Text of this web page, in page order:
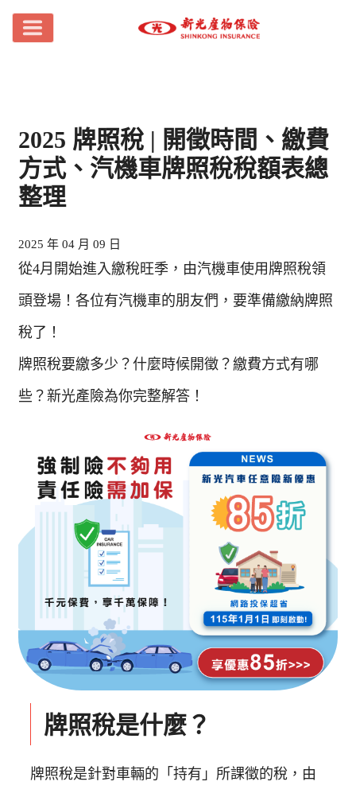
2025 牌照稅 | 開徵時間、繳費
方式、汽機車牌照稅稅額表總
整理
2025 年 04 月 09 日
從4月開始進入繳稅旺季，由汽機車使用牌照稅領
頭登場！各位有汽機車的朋友們，要準備繳納牌照
稅了！
牌照稅要繳多少？什麼時候開徵？繳費方式有哪
些？新光產險為你完整解答！
牌照稅是什麼？
牌照稅是針對車輛的「持有」所課徵的稅，由